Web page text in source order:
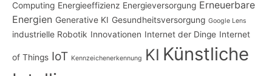
Computing Energieeffizienz Energieversorgung Erneuerbare
Energien Generative KI Gesundheitsversorgung Google Lens
industrielle Robotik Innovationen Internet der Dinge Internet
of Things IoT Kennzeichenerkennung KI Künstliche